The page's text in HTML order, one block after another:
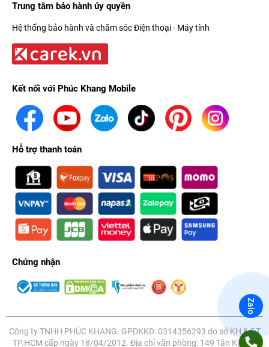
Trung tâm bảo hành ủy quyền
Hệ thống bảo hành và chăm sóc Điện thoại - Máy tính
Kết nối với Phúc Khang Mobile
Hỗ trợ thanh toán
Chứng nhận
Công ty TNHH PHÚC KHANG. GPDKKD: 0314356293 do sở KH & ĐT
TP.HCM cấp ngày 18/04/2012. Địa chỉ văn phòng: 149 Tân Kỳ Tân
Zalo